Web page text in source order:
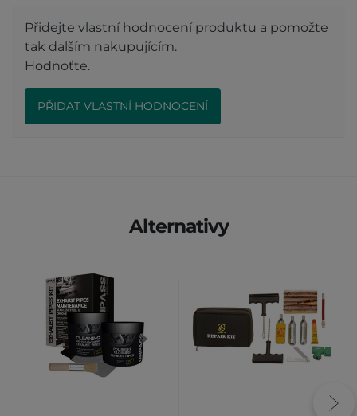
Přidejte vlastní hodnocení produktu a pomožte
tak dalším nakupujícím.
Hodnoťte.
PŘIDAT VLASTNÍ HODNOCENÍ
Alternativy